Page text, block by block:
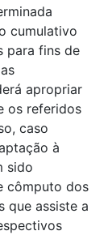
cumulativo
para fins de
apropriar
os referidos
caso
à
sido
cômputo dos
que assiste a